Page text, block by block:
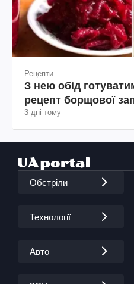
Рецепти
З нею обід
рецепт борщової
3 дні тому
Обстріли
Технології
Авто